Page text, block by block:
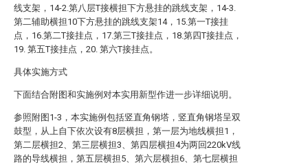
线支架，14-2.第八层T接横担下方悬挂的跳线支架，14-3.
第二辅助横担10下方悬挂的跳线支架14，15.第一T接挂
点，16.第二T接挂点，17.第三T接挂点，18.第四T接挂点，
19. 第五T接挂点，20. 第六T接挂点。
具体实施方式
下面结合附图和实施例对本实用新型作进一步详细说明。
参照附图1-3，本实施例包括竖直角钢塔，竖直角钢塔呈双
鼓型，从上自下依次设有8层横担，第一层为地线横担1，
第二层横担2、第三层横担3、第四层横担4为两回220kV线
路的导线横担，第五层横担5、第六层横担6、第七层横担